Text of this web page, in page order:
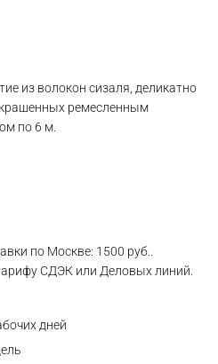
из волокон сизаля, деликатно
ремесленным
по 6 м.
по Москве: 1500 руб..
СДЭК или Деловых линий.
дней